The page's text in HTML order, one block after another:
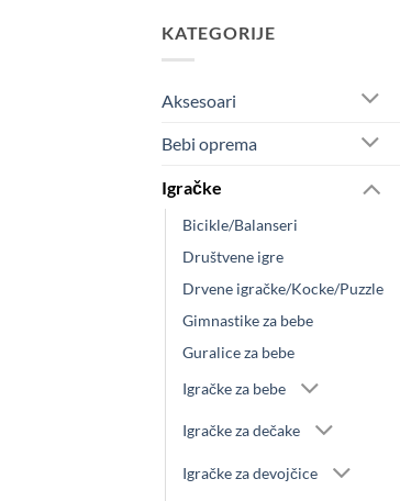
KATEGORIJE
Aksesoari
Bebi oprema
Igračke
Bicikle/Balanseri
Društvene igre
Drvene igračke/Kocke/Puzzle
Gimnastike za bebe
Guralice za bebe
Igračke za bebe
Igračke za dečake
Igračke za devojčice